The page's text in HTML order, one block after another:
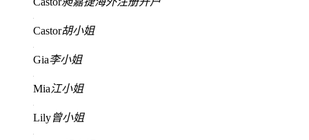
Castor胡小姐
Gia李小姐
Mia江小姐
Lily曾小姐